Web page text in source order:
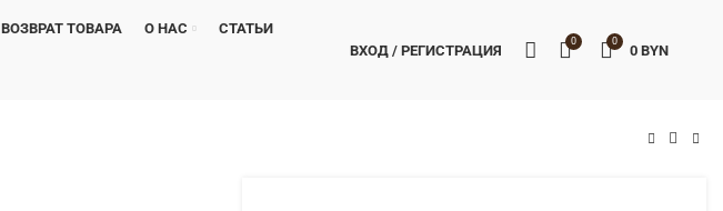
ВОЗВРАТ ТОВАРА О НАС СТАТЬИ
ВХОД / РЕГИСТРАЦИЯ
0 0
0BYN